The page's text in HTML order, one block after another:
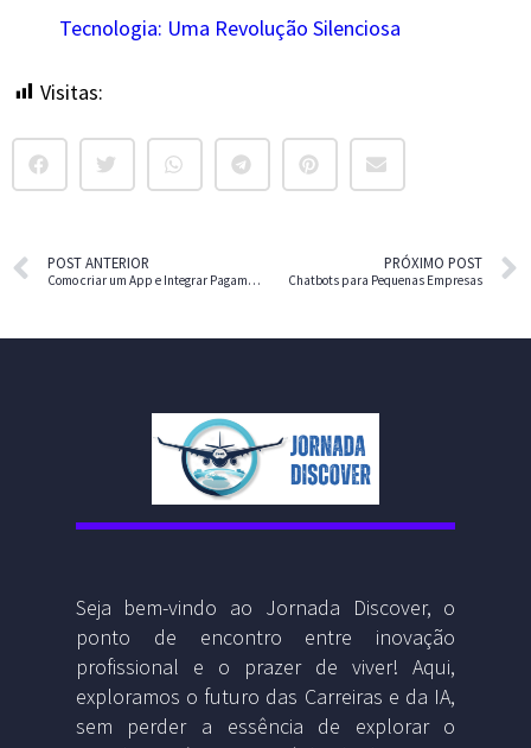
Tecnologia: Uma Revolução Silenciosa
Visitas:
POST ANTERIOR
Como criar um App e Integrar Pagamentos (Sem Programar)
PRÓXIMO POST
Chatbots para Pequenas Empresas
Seja bem-vindo ao Jornada Discover, o
ponto de encontro entre inovação
profissional e o prazer de viver! Aqui,
exploramos o futuro das Carreiras e da IA,
sem perder a essência de explorar o